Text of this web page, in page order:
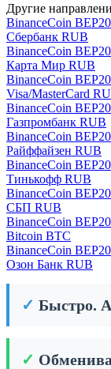
Другие
BinanceCoin
Сбербанк RUB
BinanceCoin
Карта Мир RUB
BinanceCoin
Visa/MasterCard
BinanceCoin
Газпромбанк RUB
BinanceCoin
Райффайзен RUB
BinanceCoin
Тинькофф RUB
BinanceCoin
СБП RUB
BinanceCoin
Bitcoin BTC
BinanceCoin
Озон Банк RUB
✓ Быстро.
✓